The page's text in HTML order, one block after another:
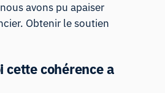
avons pu apaiser
Obtenir le soutien
cohérence a